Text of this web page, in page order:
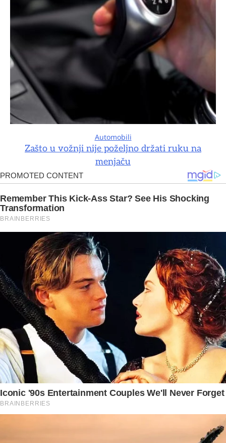
Automobili
Zašto u vožnji nije poželjno držati ruku na
menjaču